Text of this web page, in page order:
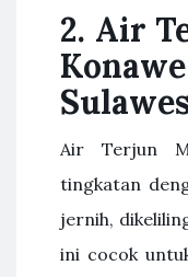
2. Air
Air Terjun
tingkatan
jernih,
ini cocok